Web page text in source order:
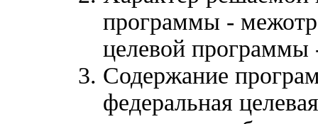
программы -
целевой программы
Содержание
федеральная